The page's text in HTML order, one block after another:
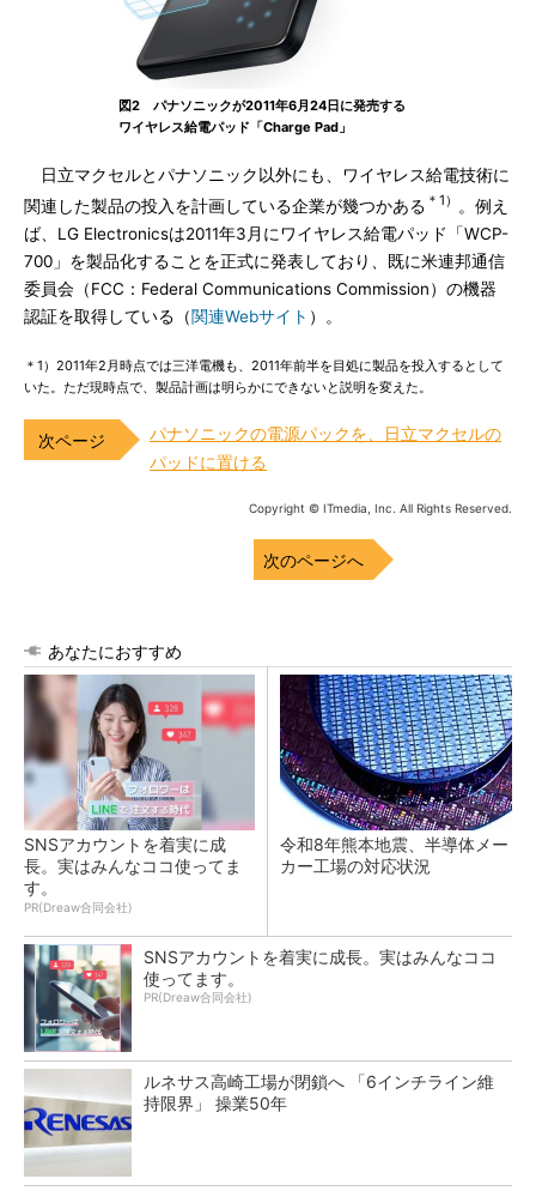
図2 パナソニックが2011年6月24日に発売する
ワイヤレス給電パッド「Charge Pad」
日立マクセルとパナソニック以外にも、ワイヤレス給電技術に
関連した製品の投入を計画している企業が幾つかある ＊1）
。例え
ば、LG Electronicsは2011年3月にワイヤレス給電パッド「WCP-
700」を製品化することを正式に発表しており、既に米連邦通信
委員会（FCC：Federal Communications Commission）の機器
認証を取得している（関連Webサイト ）。
＊1）2011年2月時点では三洋電機も、2011年前半を目処に製品を投入するとして
いた。ただ現時点で、製品計画は明らかにできないと説明を変えた。
パナソニックの電源パックを、日立マクセルの
パッドに置ける
Copyright © ITmedia, Inc. All Rights Reserved.
次のページへ
あなたにおすすめ
SNSアカウントを着実に成
長。実はみんなココ使ってま
す。
PR(Dreaw合同会社)
令和8年熊本地震、半導体メー
カー工場の対応状況
SNSアカウントを着実に成長。実はみんなココ
使ってます。
PR(Dreaw合同会社)
ルネサス高崎工場が閉鎖へ 「6インチライン維
持限界」 操業50年